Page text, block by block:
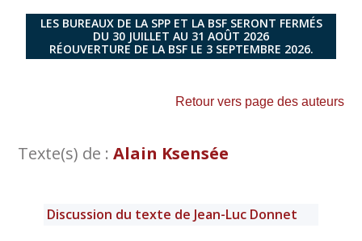
LES BUREAUX DE LA SPP ET LA BSF SERONT FERMÉS
DU 30 JUILLET AU 31 AOÛT 2026
RÉOUVERTURE DE LA BSF LE 3 SEPTEMBRE 2026.
Retour vers page des auteurs
Texte(s) de : Alain Ksensée
Discussion du texte de Jean-Luc Donnet